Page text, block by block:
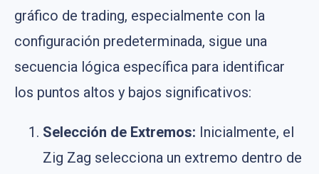
gráfico de trading, especialmente con la
configuración predeterminada, sigue una
secuencia lógica específica para identificar
los puntos altos y bajos significativos:
Selección de Extremos: Inicialmente, el
Zig Zag selecciona un extremo dentro de